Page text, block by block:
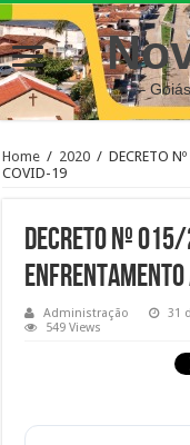
–
Home / 2020 / DECRETO
COVID-19
DECRETO Nº
Administração 31
549 Views